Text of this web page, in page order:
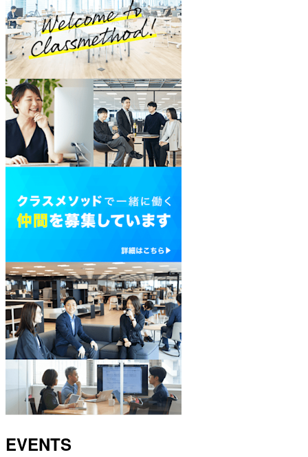
EVENTS